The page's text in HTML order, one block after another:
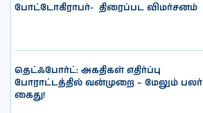
போட்டோகிராபர்- ‌ திரைப்பட விமர்சனம்
தெட்ஃபோர்ட்: அகதிகள் எதிர்ப்பு
போராட்டத்தில் வன்முறை – மேலும் பலர்
கைது!